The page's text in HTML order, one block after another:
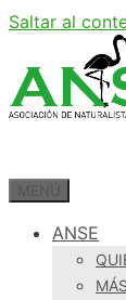
Saltar al
ANSE